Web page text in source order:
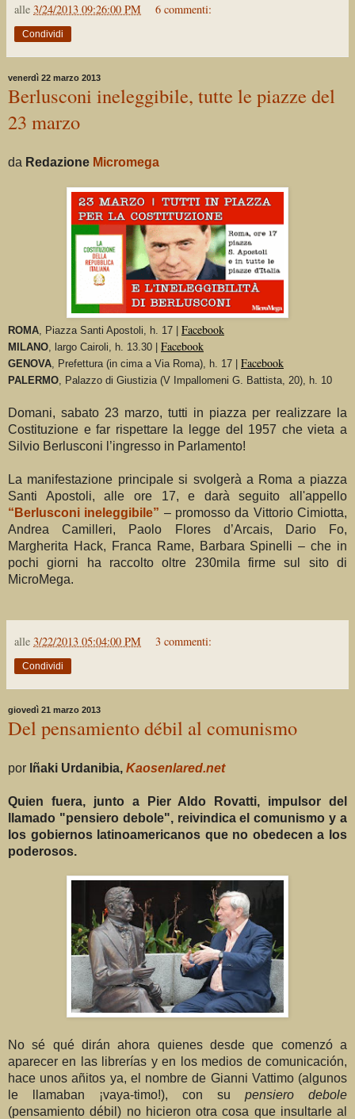
alle 3/24/2013 09:26:00 PM 6 commenti:
Condividi
venerdì 22 marzo 2013
Berlusconi ineleggibile, tutte le piazze del
23 marzo
da Redazione Micromega
ROMA, Piazza Santi Apostoli, h. 17 | Facebook
MILANO, largo Cairoli, h. 13.30 | Facebook
GENOVA, Prefettura (in cima a Via Roma), h. 17 | Facebook
PALERMO, Palazzo di Giustizia (V Impallomeni G. Battista, 20), h. 10
Domani, sabato 23 marzo, tutti in piazza per realizzare la
Costituzione e far rispettare la legge del 1957 che vieta a
Silvio Berlusconi l’ingresso in Parlamento!
La manifestazione principale si svolgerà a Roma a piazza
Santi Apostoli, alle ore 17, e darà seguito all'appello
“Berlusconi ineleggibile” – promosso da Vittorio Cimiotta,
Andrea Camilleri, Paolo Flores d’Arcais, Dario Fo,
Margherita Hack, Franca Rame, Barbara Spinelli – che in
pochi giorni ha raccolto oltre 230mila firme sul sito di
MicroMega.
alle 3/22/2013 05:04:00 PM 3 commenti:
Condividi
giovedì 21 marzo 2013
Del pensamiento débil al comunismo
por ñaki Urdanibia, Kaosenlared.net
Quien fuera, junto a Pier Aldo Rovatti, impulsor del
llamado "pensiero debole", reivindica el comunismo y a
los gobiernos latinoamericanos que no obedecen a los
poderosos.
No sé qué dirán ahora quienes desde que comenzó a
aparecer en las librerías y en los medios de comunicación,
hace unos añitos ya, el nombre de Gianni Vattimo (algunos
le llamaban ¡vaya-timo!), con su pensiero debole
(pensamiento débil) no hicieron otra cosa que insultarle al